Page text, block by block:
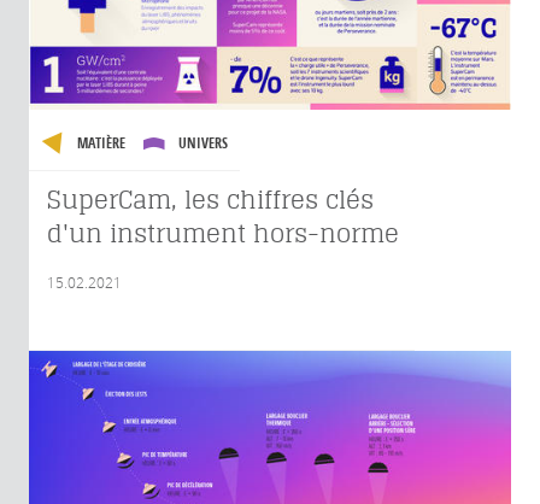
MATIÈRE UNIVERS
SuperCam, les chiffres clés
d'un instrument hors-norme
15.02.2021